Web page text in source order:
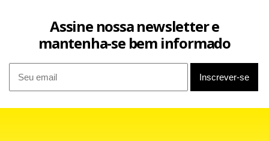
ao Clube dos 13, ter o benefício de todas as despesas
pagas, mas não houve acordo. Segundo normativa do
Assine nossa newsletter e
mantenha-se bem informado